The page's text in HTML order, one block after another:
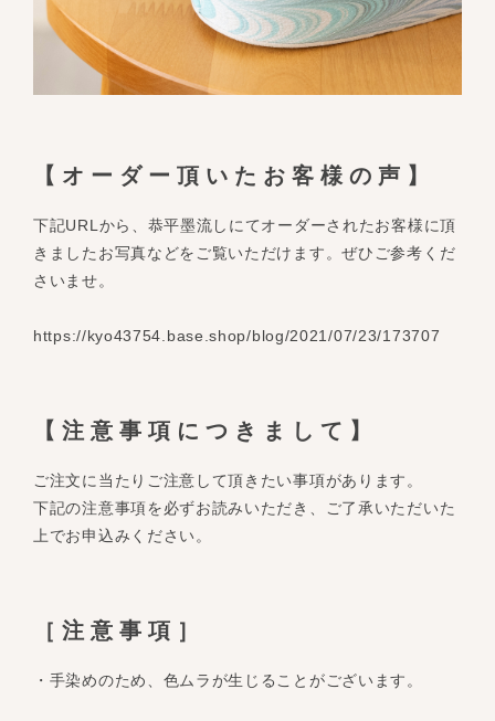
【オーダー頂いたお客様の声】
下記URLから、恭平墨流しにてオーダーされたお客様に頂
きましたお写真などをご覧いただけます。ぜひご参考くだ
さいませ。
https://kyo43754.base.shop/blog/2021/07/23/173707
【注意事項につきまして】
ご注文に当たりご注意して頂きたい事項があります。
下記の注意事項を必ずお読みいただき、ご了承いただいた
上でお申込みください。
［注意事項］
・手染めのため、色ムラが生じることがございます。